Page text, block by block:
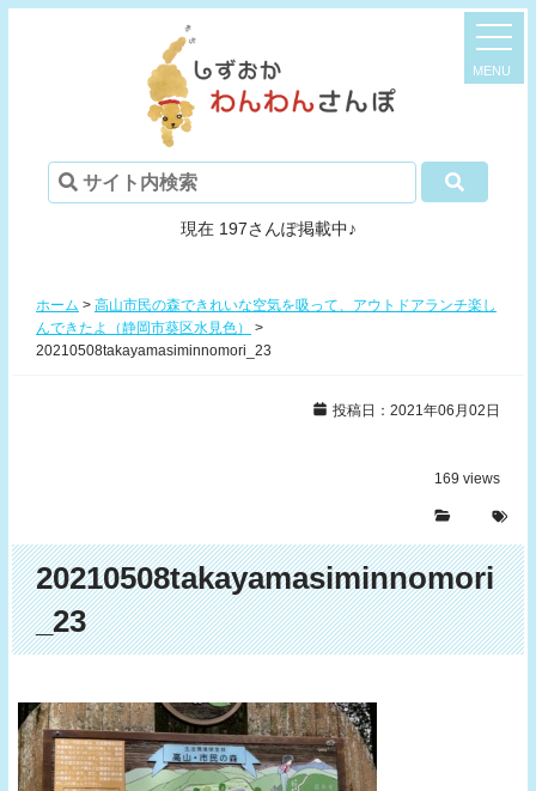
現在 197さんぽ掲載中♪
ホーム > 高山市民の森できれいな空気を吸って、アウトドアランチ楽し
んできたよ（静岡市葵区水見色）
>
20210508takayamasiminnomori_23
投稿日：2021年06月02日
169 views
20210508takayamasiminnomori
_23